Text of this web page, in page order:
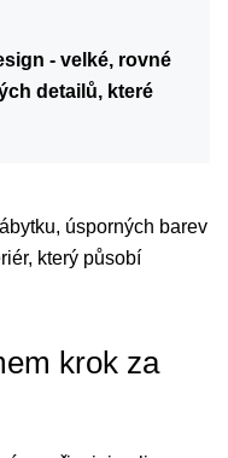
- velké, rovné
detailů, které
úsporných barev
který působí
krok za